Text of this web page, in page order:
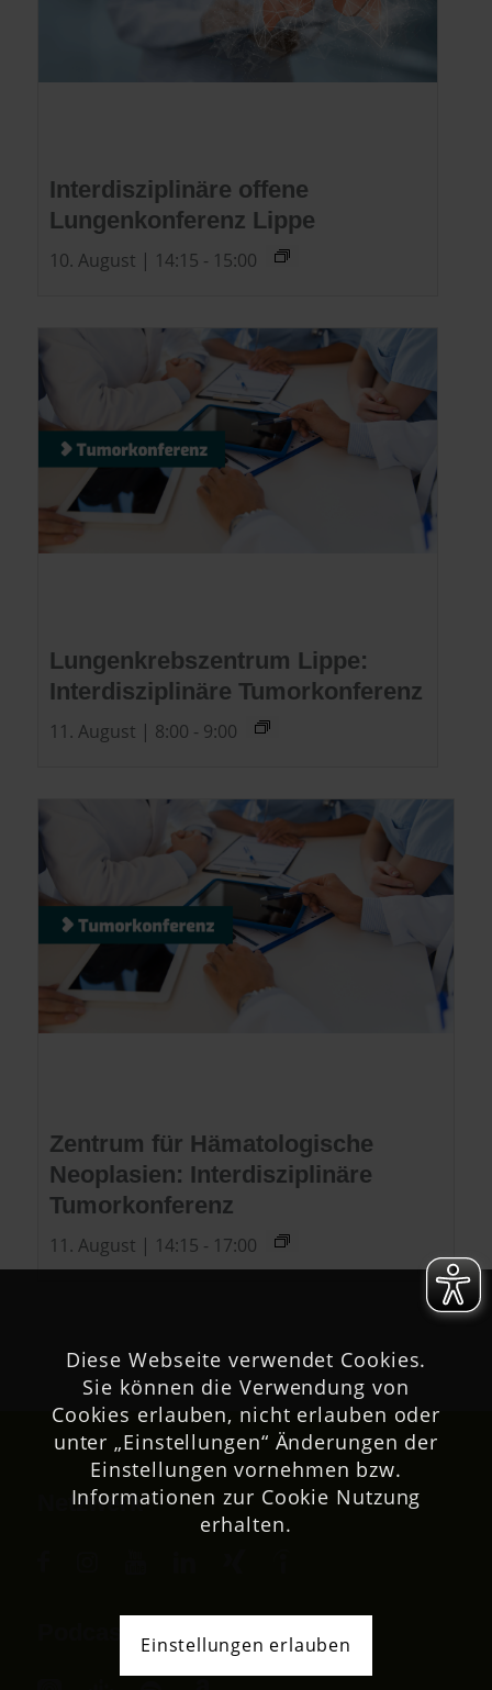
Interdisziplinäre offene
Lungenkonferenz Lippe
10. August | 14:15 - 15:00
Lungenkrebszentrum Lippe:
Interdisziplinäre Tumorkonferenz
11. August | 8:00 - 9:00
Zentrum für Hämatologische
Neoplasien: Interdisziplinäre
Tumorkonferenz
11. August | 14:15 - 17:00
Netzwerk
Diese Webseite verwendet Cookies.
Sie können die Verwendung von
Cookies erlauben, nicht erlauben oder
unter „Einstellungen“ Änderungen der
Einstellungen vornehmen bzw.
Informationen zur Cookie Nutzung
erhalten.
Einstellungen erlauben